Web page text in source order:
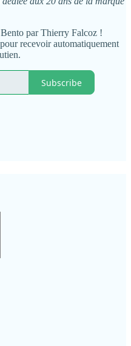
par Thierry Falcoz !
recevoir automatiquement
Subscribe